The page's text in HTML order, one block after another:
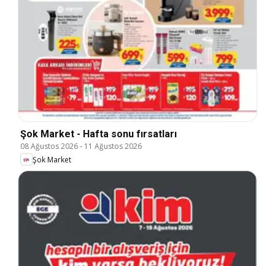
Şok Market - Hafta sonu fırsatları
08 Ağustos 2026- 11 Ağustos 2026
Şok Market